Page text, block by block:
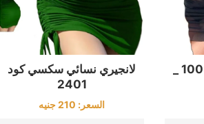
لانجيري نسائي سكسي كود
2401
السعر: 210جنيه